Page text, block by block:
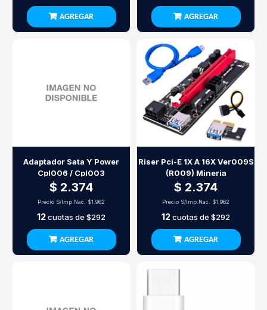
AGREGAR AGREGAR
Adaptador Sata Y Power
Cpl006 / Cpl003
$ 2.374
Precio S/Imp.Nac. $1.962
12cuotas de $292
AGREGAR
Riser Pci-E 1X A 16X Ver009S
(R009) Mineria
$ 2.374
Precio S/Imp.Nac. $1.962
12cuotas de $292
AGREGAR